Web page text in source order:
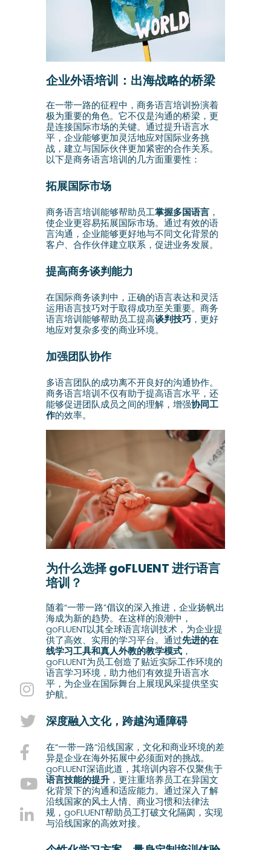
企业外语培训：出海战略的桥梁
在一带一路的征程中，商务语言培训扮演着
极为重要的角色。它不仅是沟通的桥梁，更
是连接国际市场的关键。通过提升语言水
平，企业能够更加灵活地应对国际业务挑
战，建立与国际伙伴更加紧密的合作关系。
以下是商务语言培训的几方面重要性：
拓展国际市场
商务语言培训能够帮助员工掌握多国语言，
使企业更容易拓展国际市场。通过有效的语
言沟通，企业能够更好地与不同文化背景的
客户、合作伙伴建立联系，促进业务发展。
提高商务谈判能力
在国际商务谈判中，正确的语言表达和灵活
运用语言技巧对于取得成功至关重要。商务
语言培训能够帮助员工提高谈判技巧，更好
地应对复杂多变的商业环境。
加强团队协作
多语言团队的成功离不开良好的沟通协作。
商务语言培训不仅有助于提高语言水平，还
能够促进团队成员之间的理解，增强协同工
作的效率。
为什么选择 goFLUENT 进行语言
培训？
随着“一带一路”倡议的深入推进，企业扬帆出
海成为新的趋势。在这样的浪潮中，
goFLUENT以其全球语言培训技术，为企业提
供了高效、实用的学习平台。通过先进的在
线学习工具和真人外教的教学模式，
goFLUENT为员工创造了贴近实际工作环境的
语言学习环境，助力他们有效提升语言水
平，为企业在国际舞台上展现风采提供坚实
护航。
深度融入文化，跨越沟通障碍
在“一带一路”沿线国家，文化和商业环境的差
异是企业在海外拓展中必须面对的挑战。
goFLUENT深谙此道，其培训内容不仅聚焦于
语言技能的提升，更注重培养员工在异国文
化背景下的沟通和适应能力。通过深入了解
沿线国家的风土人情、商业习惯和法律法
规，goFLUENT帮助员工打破文化隔阂，实现
与沿线国家的高效对接。